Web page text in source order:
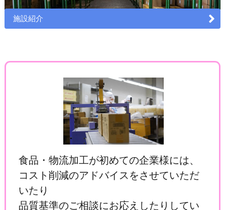
施設紹介
食品・物流加工が初めての企業様には、
コスト削減のアドバイスをさせていただ
いたり
品質基準のご相談にお応えしたりしてい